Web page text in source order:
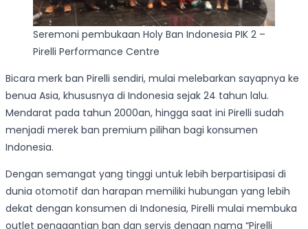
Seremoni pembukaan Holy Ban Indonesia PIK 2 –
Pirelli Performance Centre
Bicara merk ban Pirelli sendiri, mulai melebarkan sayapnya ke
benua Asia, khususnya di Indonesia sejak 24 tahun lalu.
Mendarat pada tahun 2000an, hingga saat ini Pirelli sudah
menjadi merek ban premium pilihan bagi konsumen
Indonesia.
Dengan semangat yang tinggi untuk lebih berpartisipasi di
dunia otomotif dan harapan memiliki hubungan yang lebih
dekat dengan konsumen di Indonesia, Pirelli mulai membuka
outlet penggantian ban dan servis dengan nama “Pirelli